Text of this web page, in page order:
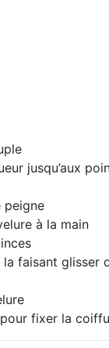
jusqu’aux
peigne
à la main
faisant glisser
pour fixer la